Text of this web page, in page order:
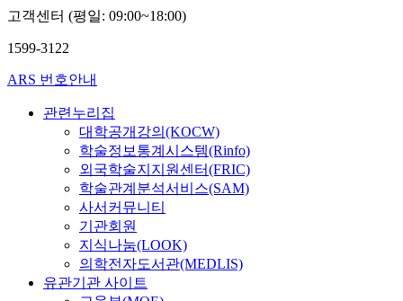
고객센터 (평일: 09:00~18:00)
1599-3122
ARS 번호안내
관련누리집
대학공개강의(KOCW)
학술정보통계시스템(Rinfo)
외국학술지지원센터(FRIC)
학술관계분석서비스(SAM)
사서커뮤니티
기관회원
지식나눔(LOOK)
의학전자도서관(MEDLIS)
유관기관 사이트